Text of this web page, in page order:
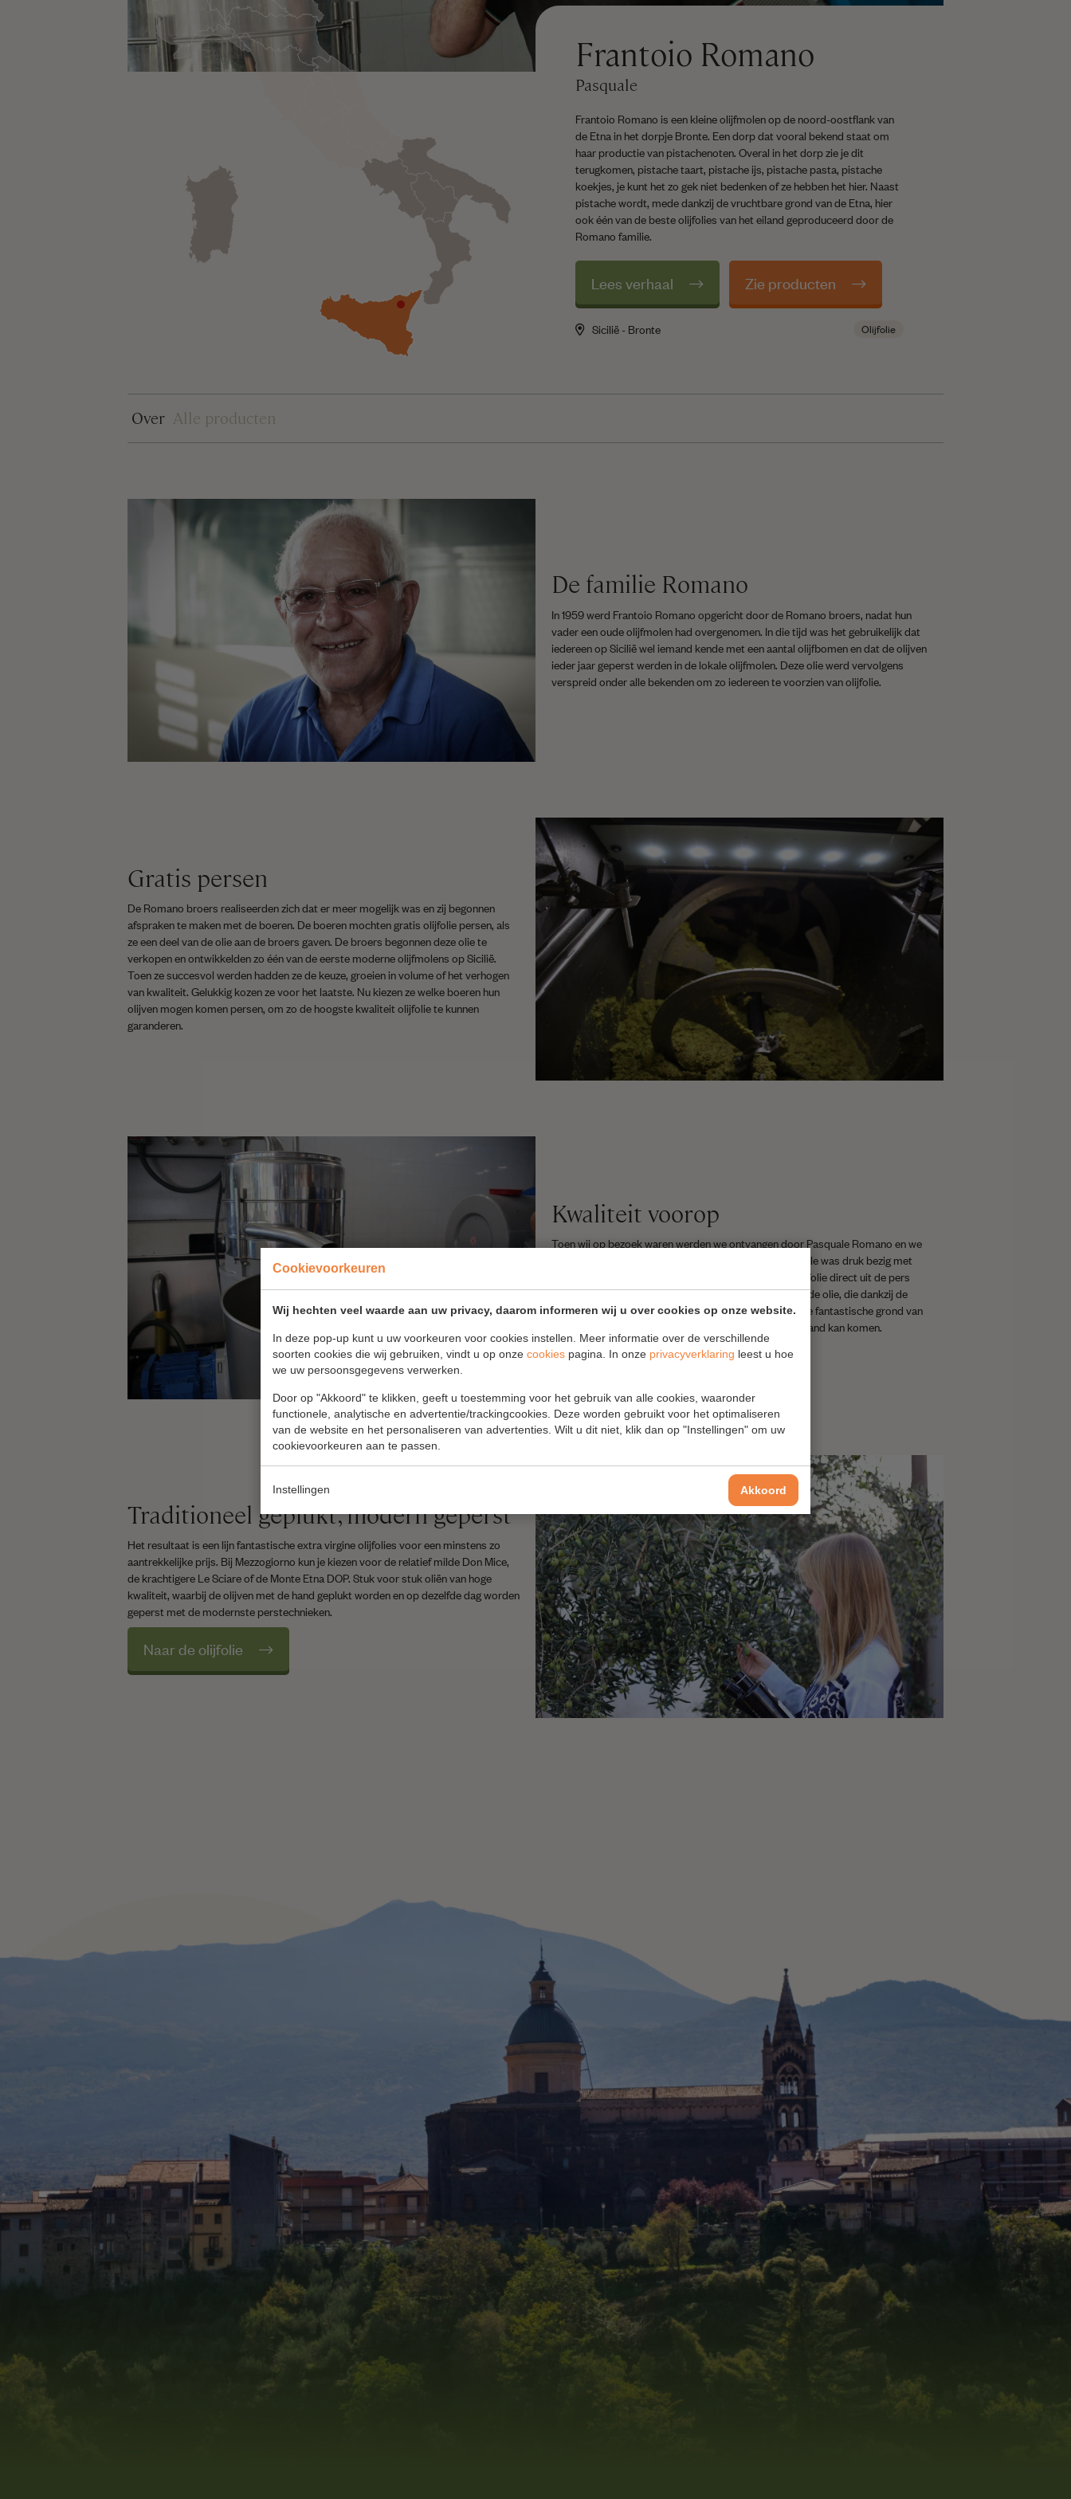
Frantoio Romano
Pasquale
Frantoio Romano is een kleine olijfmolen op de noord-oostflank van
de Etna in het dorpje Bronte. Een dorp dat vooral bekend staat om
haar productie van pistachenoten. Overal in het dorp zie je dit
terugkomen, pistache taart, pistache ijs, pistache pasta, pistache
koekjes, je kunt het zo gek niet bedenken of ze hebben het hier. Naast
pistache wordt, mede dankzij de vruchtbare grond van de Etna, hier
ook één van de beste olijfolies van het eiland geproduceerd door de
Romano familie.
Lees verhaal Zie producten
Sicilië - Bronte Olijfolie
De familie Romano
In 1959 werd Frantoio Romano opgericht door de Romano broers, nadat hun
vader een oude olijfmolen had overgenomen. In die tijd was het gebruikelijk dat
iedereen op Sicilië wel iemand kende met een aantal olijfbomen en dat de olijven
ieder jaar geperst werden in de lokale olijfmolen. Deze olie werd vervolgens
verspreid onder alle bekenden om zo iedereen te voorzien van olijfolie.
Gratis persen
De Romano broers realiseerden zich dat er meer mogelijk was en zij begonnen
afspraken te maken met de boeren. De boeren mochten gratis olijfolie persen, als
ze een deel van de olie aan de broers gaven. De broers begonnen deze olie te
verkopen en ontwikkelden zo één van de eerste moderne olijfmolens op Sicilië.
Toen ze succesvol werden hadden ze de keuze, groeien in volume of het verhogen
van kwaliteit. Gelukkig kozen ze voor het laatste. Nu kiezen ze welke boeren hun
olijven mogen komen persen, om zo de hoogste kwaliteit olijfolie te kunnen
garanderen.
Kwaliteit voorop
Toen wij op bezoek waren werden we ontvangen door Pasquale Romano en we
vielen met onze neus in de boter (of liever; olie). Pasquale was druk bezig met
het persproces en wij mochten alle stappen zien en olijfolie direct uit de pers
proeven! Pasquale vertelde trots over de kwaliteit van de olie, die dankzij de
combinatie van moderne technieken in de olijfmolen, de fantastische grond van
de Etna en de passie voor kwaliteit bij de boeren tot stand kan komen.
Traditioneel geplukt, modern geperst
Het resultaat is een lijn fantastische extra virgine olijfolies voor een minstens zo
aantrekkelijke prijs. Bij Mezzogiorno kun je kiezen voor de relatief milde Don Mice,
de krachtigere Le Sciare of de Monte Etna DOP. Stuk voor stuk oliën van hoge
kwaliteit, waarbij de olijven met de hand geplukt worden en op dezelfde dag worden
geperst met de modernste perstechnieken.
Naar de olijfolie
Cookievoorkeuren
Wij hechten veel waarde aan uw privacy, daarom informeren wij u over cookies op onze website.
In deze pop-up kunt u uw voorkeuren voor cookies instellen. Meer informatie over de verschillende
soorten cookies die wij gebruiken, vindt u op onze cookies pagina. In onze privacyverklaring leest u hoe
we uw persoonsgegevens verwerken.
Door op "Akkoord" te klikken, geeft u toestemming voor het gebruik van alle cookies, waaronder
functionele, analytische en advertentie/trackingcookies. Deze worden gebruikt voor het optimaliseren
van de website en het personaliseren van advertenties. Wilt u dit niet, klik dan op "Instellingen" om uw
cookievoorkeuren aan te passen.
Instellingen Akkoord